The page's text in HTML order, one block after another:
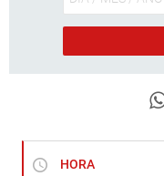
HORA